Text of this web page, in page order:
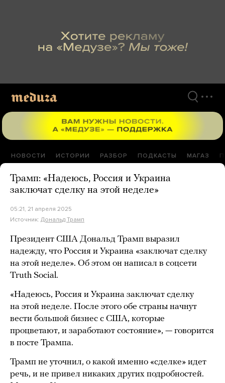
НОВОСТИ ИСТОРИИ РАЗБОР ПОДКАСТЫ МАГАЗ
Трамп: «Надеюсь, Россия и Украина
заключат сделку на этой неделе»
05:21, 21 апреля 2025
Источник: Дональд Трамп
Президент США Дональд Трамп выразил
надежду, что Россия и Украина «заключат сделку
на этой неделе». Об этом он написал в соцсети
Truth Social.
«Надеюсь, Россия и Украина заключат сделку
на этой неделе. После этого обе страны начнут
вести большой бизнес с США, которые
процветают, и заработают состояние», — говорится
в посте Трампа.
Трамп не уточнил, о какой именно «сделке» идет
речь, и не привел никаких других подробностей.